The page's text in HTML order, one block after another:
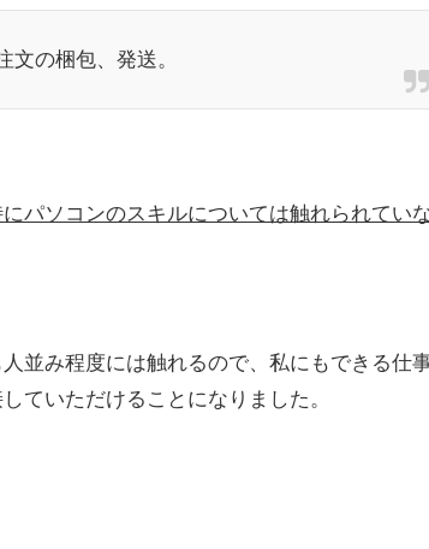
文の梱包、発送。
にパソコンのスキルについては触れられてい
並み程度には触れるので、私にもできる仕
ていただけることになりました。